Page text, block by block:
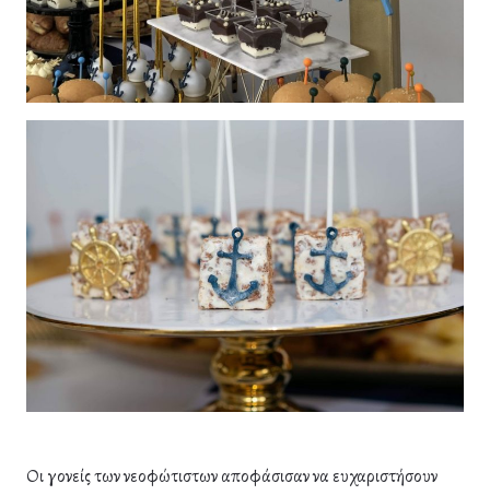
Οι γονείς των νεοφώτιστων αποφάσισαν να ευχαριστήσουν